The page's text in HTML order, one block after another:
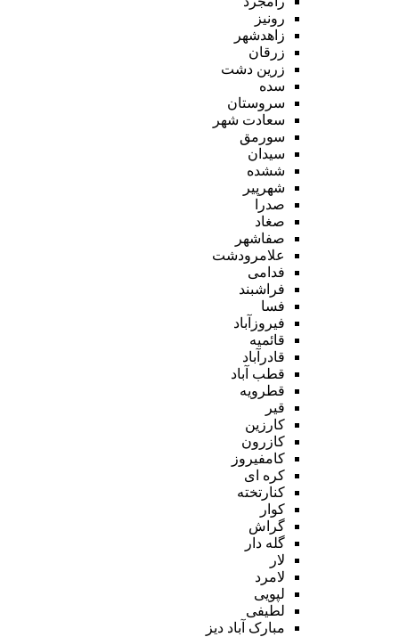
رونیز
زاهدشهر
زرقان
زرین دشت
سده
سروستان
سعادت شهر
سورمق
سیدان
ششده
شهرپیر
صدرا
صغاد
صفاشهر
علامرودشت
فدامی
فراشبند
فسا
فیروزآباد
قائمیه
قادرآباد
قطب آباد
قطرویه
قیر
کارزین
کازرون
کامفیروز
کره ای
کنارتخته
کوار
گراش
گله دار
لار
لامرد
لپویی
لطیفی
مبارک آباد دیز